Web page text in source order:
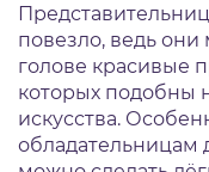
повезло, ведь они
голове красивые
которых подобны
искусства.
обладательницам